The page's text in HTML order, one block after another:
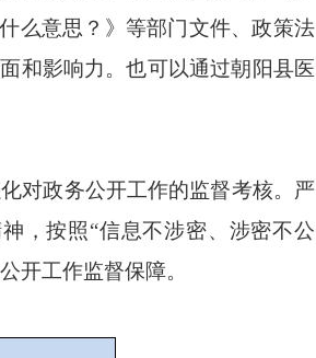
么意思？》等部门文件、政策法
和影响力。也可以通过朝阳县医
对政务公开工作的监督考核。严
，按照“信息不涉密、涉密不公
开工作监督保障。